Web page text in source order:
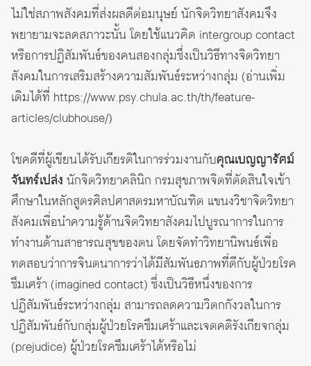
ไม่ใช่สภาพสังคมที่ส่งผลดีต่อมนุษย์ นักจิตวิทยาสังคมจึง
พยายามจะลดสภาวะนั้น โดยใช้แนวคิด intergroup contact
หรือการปฏิสัมพันธ์ของคนสองกลุ่มซึ่งเป็นวิธีทางจิตวิทยา
สังคมในการเสริมสร้างความสัมพันธ์ระหว่างกลุ่ม (อ่านเพิ่ม
เติมได้ที่ https://www.psy.chula.ac.th/th/feature-
articles/clubhouse/)
โชคดีที่ผู้เขียนได้รับเกียรติในการร่วมงานกับคุณเบญญารัศม์
จันทร์เปล่ง นักจิตวิทยาคลินิก กรมสุขภาพจิตที่ตัดสินใจเข้า
ศึกษาในหลักสูตรศิลปศาสตรมหาบัณฑิต แขนงวิชาจิตวิทยา
สังคมเพื่อนำความรู้ด้านจิตวิทยาสังคมไปบูรณาการในการ
ทำงานด้านสาธารณสุขของตน โดยจัดทำวิทยานิพนธ์เพื่อ
ทดสอบว่าการจินตนาการว่าได้มีสัมพันธภาพที่ดีกับผู้ป่วยโรค
ซึมเศร้า (imagined contact) ซึ่งเป็นวิธีหนึ่งของการ
ปฏิสัมพันธ์ระหว่างกลุ่ม สามารถลดความวิตกกังวลในการ
ปฏิสัมพันธ์กับกลุ่มผู้ป่วยโรคซึมเศร้าและเจตคติรังเกียจกลุ่ม
(prejudice) ผู้ป่วยโรคซึมเศร้าได้หรือไม่